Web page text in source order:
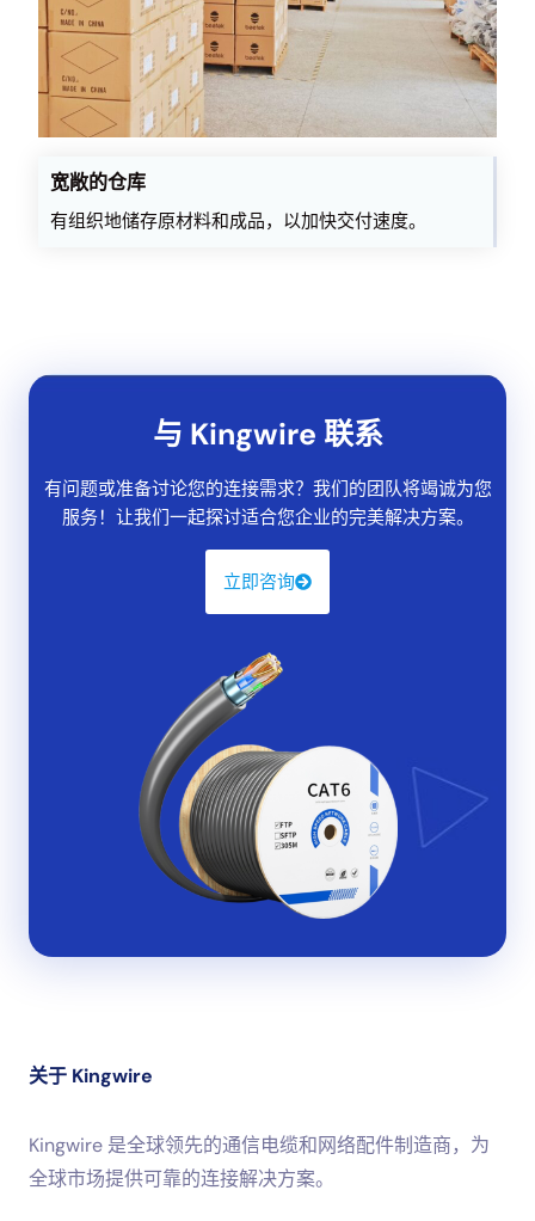
宽敞的仓库
有组织地储存原材料和成品，以加快交付速度。
与 Kingwire 联系
有问题或准备讨论您的连接需求？我们的团队将竭诚为您
服务！让我们一起探讨适合您企业的完美解决方案。
立即咨询
关于 Kingwire
Kingwire 是全球领先的通信电缆和网络配件制造商，为
全球市场提供可靠的连接解决方案。